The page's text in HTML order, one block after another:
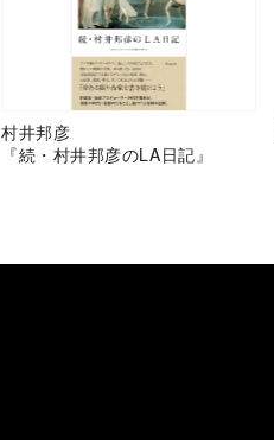
村井邦彦
『続・村井邦彦のLA日記』